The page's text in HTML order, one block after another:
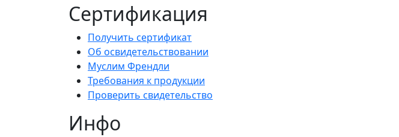
Сертификация
Получить сертификат
Об освидетельствовании
Муслим Френдли
Требования к продукции
Проверить свидетельство
Инфо